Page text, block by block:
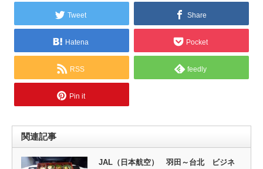
Tweet Share
Hatena Pocket
RSS feedly
Pin it
関連記事
JAL（日本航空） 羽田～台北 ビジネ